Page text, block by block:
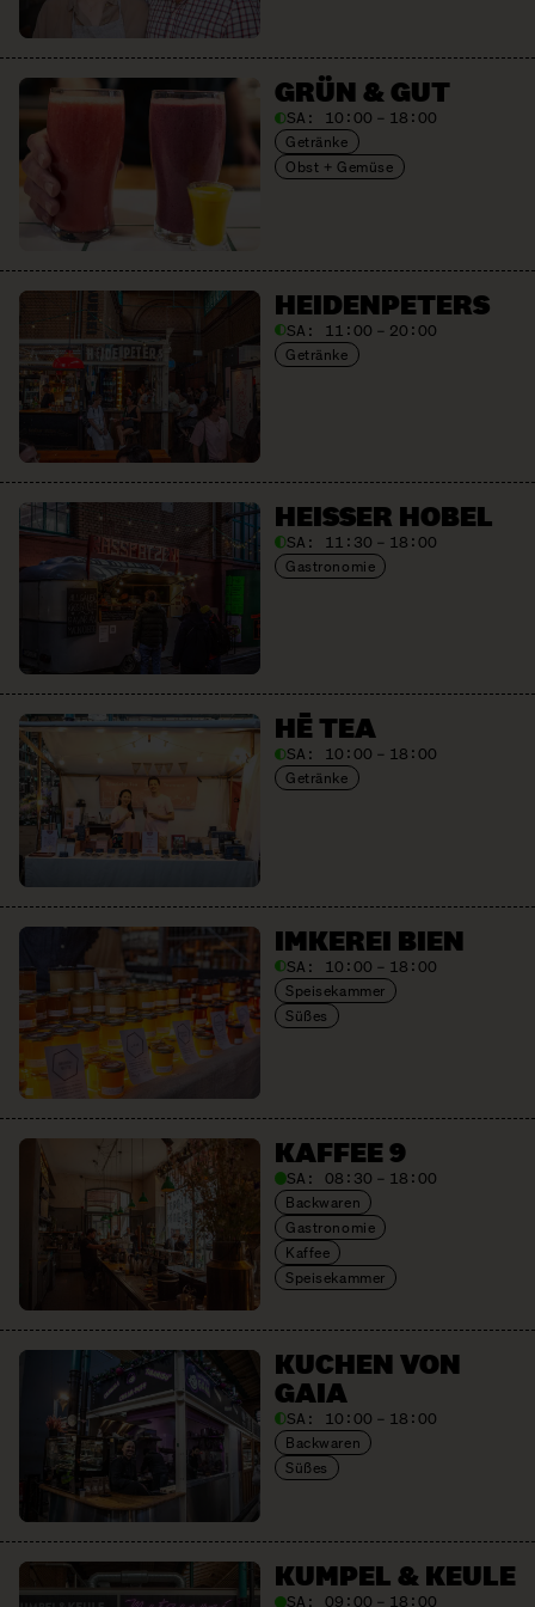
GRÜN & GUT
SA: 10:00 – 18:00
Getränke
Obst + Gemüse
HEIDEN­PETERS
SA: 11:00 – 20:00
Getränke
HEISSER HOBEL
SA: 11:30 – 18:00
Gastronomie
HĒ TEA
SA: 10:00 – 18:00
Getränke
IMKEREI BIEN
SA: 10:00 – 18:00
Speisekammer
Süßes
KAFFEE 9
SA:08:30 – 18:00
Backwaren
Gastronomie
Kaffee
Speisekammer
KUCHEN VON
GAIA
SA: 10:00 – 18:00
Backwaren
Süßes
KUMPEL & KEULE
SA:09:00 – 18:00